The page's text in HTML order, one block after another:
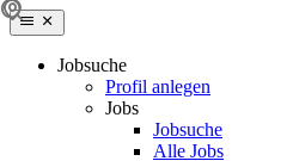
Jobsuche
Profil anlegen
Jobs
Jobsuche
Alle Jobs